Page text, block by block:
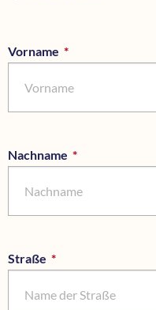
Vorname *
Nachname *
Straße *